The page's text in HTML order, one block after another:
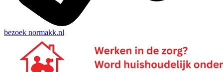
bezoek normakk.nl